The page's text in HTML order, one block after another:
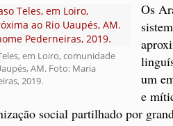
em Loiro, comunidade
AM. Foto: Maria
2019.
Os
um
e
social partilhado por